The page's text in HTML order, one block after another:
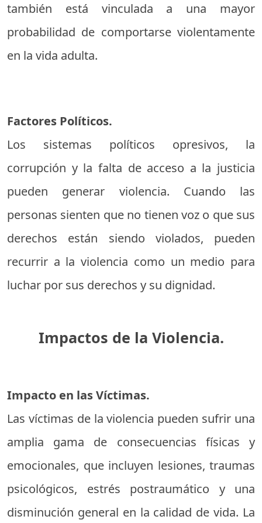
también está vinculada a una mayor
probabilidad de comportarse violentamente
en la vida adulta.
Factores Políticos.
Los sistemas políticos opresivos, la
corrupción y la falta de acceso a la justicia
pueden generar violencia. Cuando las
personas sienten que no tienen voz o que sus
derechos están siendo violados, pueden
recurrir a la violencia como un medio para
luchar por sus derechos y su dignidad.
Impactos de la Violencia.
Impacto en las Víctimas.
Las víctimas de la violencia pueden sufrir una
amplia gama de consecuencias físicas y
emocionales, que incluyen lesiones, traumas
psicológicos, estrés postraumático y una
disminución general en la calidad de vida. La